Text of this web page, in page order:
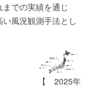
での実績を通じ
風況観測手法とし
3
13
2
3
3
7
2
8
【 2025年